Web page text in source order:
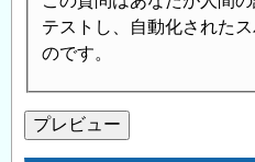
テストし、自動化された
のです。